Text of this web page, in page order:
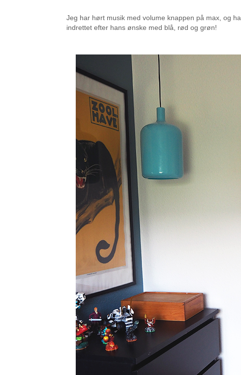
Jeg har hørt musik med volume knappen på max, og
indrettet efter hans ønske med blå, rød og grøn!